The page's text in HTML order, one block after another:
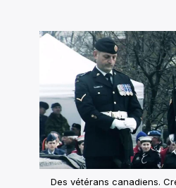
Des vétérans canadiens.